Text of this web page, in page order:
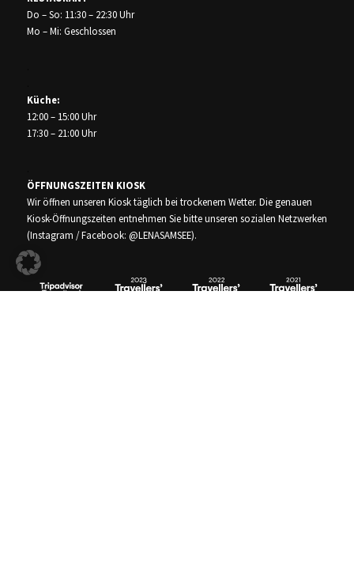
Do – So: 11:30 – 22:30 Uhr
Mo – Mi: Geschlossen
Küche:
12:00 – 15:00 Uhr
17:30 – 21:00 Uhr
ÖFFNUNGSZEITEN KIOSK
Wir öffnen unseren Kiosk täglich bei trockenem Wetter. Die genauen
Kiosk-Öffnungszeiten entnehmen Sie bitte unseren sozialen Netzwerken
(Instagram / Facebook: @LENASAMSEE).